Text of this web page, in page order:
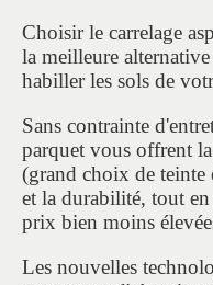
Choisir le carrelage
la meilleure
habiller les sols de
Sans contrainte
parquet vous offrent
(grand choix de
et la durabilité, tout en
prix bien moins
Les nouvelles